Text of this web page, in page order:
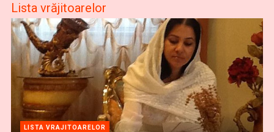
Lista vrăjitoarelor
LISTA VRAJITOARELOR